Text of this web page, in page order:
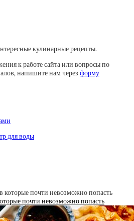
кулинарные рецепты.
к работе сайта или вопросы по
напишите нам через форму
для воды
почти невозможно попасть